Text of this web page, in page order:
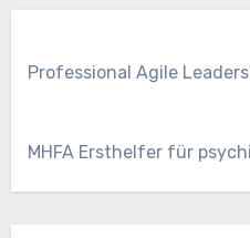
Professional Agile
MHFA Ersthelfer für